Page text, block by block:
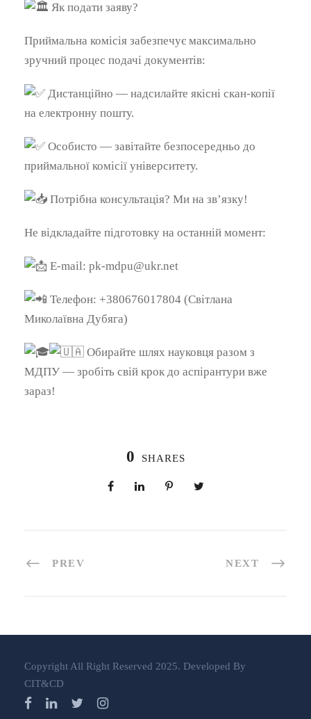
Як подати заяву?
Приймальна комісія забезпечує максимально
зручний процес подачі документів:
Дистанційно — надсилайте якісні скан-копії
на електронну пошту.
Особисто — завітайте безпосередньо до
приймальної комісії університету.
Потрібна консультація? Ми на зв’язку!
Не відкладайте підготовку на останній момент:
E-mail: pk-mdpu@ukr.net
Телефон: +380676017804 (Світлана
Миколаївна Дубяга)
Обирайте шлях науковця разом з
МДПУ — зробіть свій крок до аспірантури вже
зараз!
0 SHARES
PREV NEXT
Copyright All Right Reserved 2025. Developed By
CIT&CD